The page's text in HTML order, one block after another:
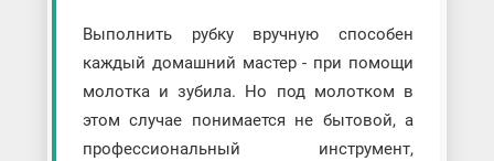
Выполнить рубку вручную способен
каждый домашний мастер - при помощи
молотка и зубила. Но под молотком в
этом случае понимается не бытовой, а
профессиональный инструмент,